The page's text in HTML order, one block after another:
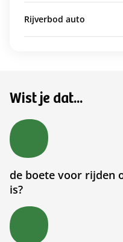
Rijverbod auto
Wist je dat...
de boete voor rijden
is?